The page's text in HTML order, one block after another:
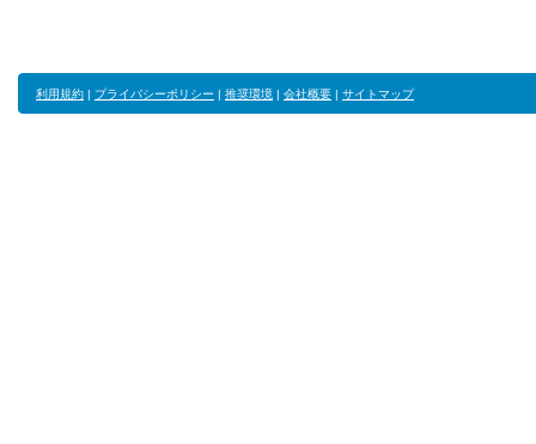
利用規約 | プライバシーポリシー | 推奨環境 | 会社概要 | サイトマップ